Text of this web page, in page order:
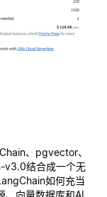
、pgvector、
v3.0结合成一个无
如何充当
、向量数据库和AI